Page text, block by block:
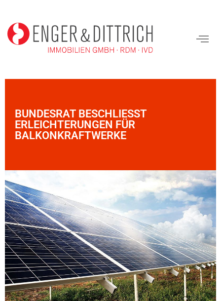
BUNDESRAT BESCHLIESST E
RLEICHTERUNGEN FÜR B
ALKONKRAFTWERKE